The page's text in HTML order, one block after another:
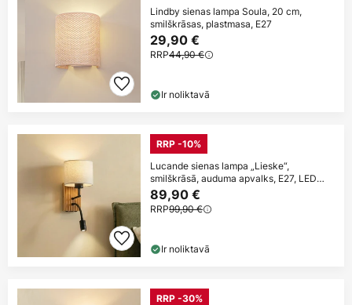
Lindby sienas lampa Soula, 20 cm,
smilškrāsas, plastmasa, E27
29,90 €
RRP44,90 €
Ir noliktavā
RRP -10%
Lucande sienas lampa „Lieske“,
smilškrāsā, auduma apvalks, E27, LED
lasīšanas
89,90 €
RRP99,90 €
Ir noliktavā
RRP -30%